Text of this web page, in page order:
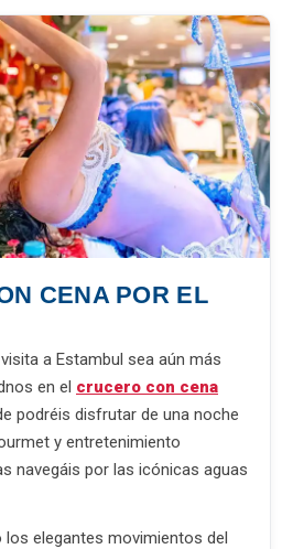
CENA POR EL
a Estambul sea aún más
en el crucero con cena
podréis disfrutar de una noche
y entretenimiento
navegáis por las icónicas aguas
los elegantes movimientos del